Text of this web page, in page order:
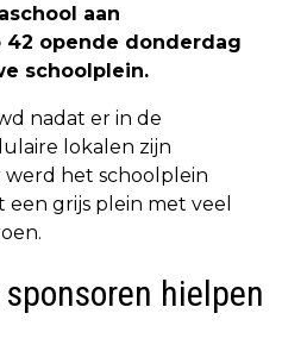
aan
42 opende donderdag
schoolplein.
nadat er in de
lokalen zijn
werd het schoolplein
een grijs plein met veel
hielpen